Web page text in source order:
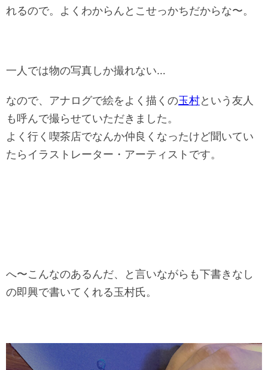
れるので。よくわからんとこせっかちだからな〜。
一人では物の写真しか撮れない…
なので、アナログで絵をよく描くの玉村という友人
も呼んで撮らせていただきました。
よく行く 喫茶店でなんか仲良くなったけど聞いてい
たらイラストレーター・アーティストです。
へ〜こんなのあるんだ、と言いながらも下書きなし
の即興で書いてくれる玉村氏。